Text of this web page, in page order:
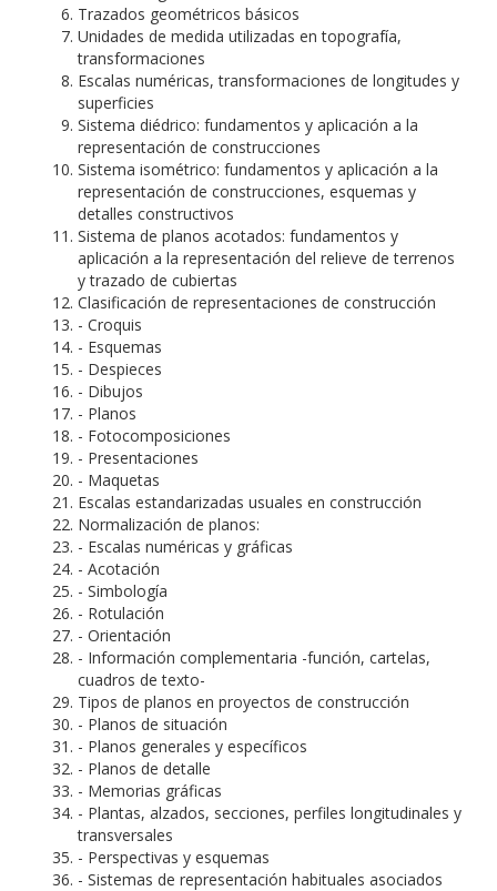
Trazados geométricos básicos
Unidades de medida utilizadas en topografía,
transformaciones
Escalas numéricas, transformaciones de longitudes y
superficies
Sistema diédrico: fundamentos y aplicación a la
representación de construcciones
Sistema isométrico: fundamentos y aplicación a la
representación de construcciones, esquemas y
detalles constructivos
Sistema de planos acotados: fundamentos y
aplicación a la representación del relieve de terrenos
y trazado de cubiertas
Clasificación de representaciones de construcción
- Croquis
- Esquemas
- Despieces
- Dibujos
- Planos
- Fotocomposiciones
- Presentaciones
- Maquetas
Escalas estandarizadas usuales en construcción
Normalización de planos:
- Escalas numéricas y gráficas
- Acotación
- Simbología
- Rotulación
- Orientación
- Información complementaria -función, cartelas,
cuadros de texto-
Tipos de planos en proyectos de construcción
- Planos de situación
- Planos generales y específicos
- Planos de detalle
- Memorias gráficas
- Plantas, alzados, secciones, perfiles longitudinales y
transversales
- Perspectivas y esquemas
- Sistemas de representación habituales asociados